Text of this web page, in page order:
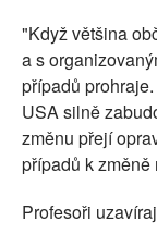
"Když většina
a s
případů
USA silně
změnu přejí
případů k změně
Profesoři